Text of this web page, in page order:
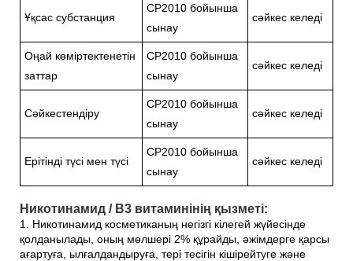
Ұқсас субстанция
CP2010 бойынша
сынау
сәйкес келеді
Оңай көміртектенетін
заттар
CP2010 бойынша
сынау
сәйкес келеді
Сәйкестендіру
CP2010 бойынша
сынау
сәйкес келеді
Ерітінді түсі мен түсі
CP2010 бойынша
сынау
сәйкес келеді
Никотинамид / В3 витаминінің қызметі:
1. Никотинамид косметиканың негізгі кілегей жүйесінде
қолданылады, оның мөлшері 2% құрайды, әжімдерге қарсы
ағартуға, ылғалдандыруға, тері тесігін кішірейтуге және